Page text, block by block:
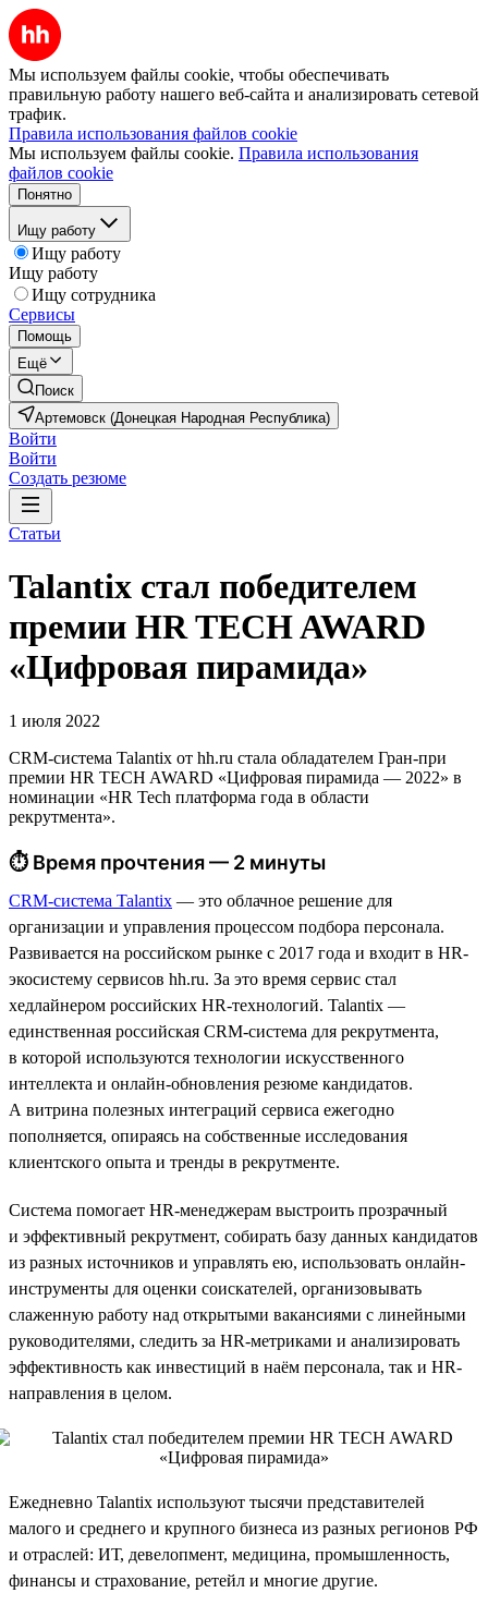
Мы используем файлы cookie, чтобы обеспечивать
правильную работу нашего веб-сайта и анализировать сетевой
трафик.
Правила использования файлов cookie
Мы используем файлы cookie. Правила использования
файлов cookie
Понятно
Ищу работу
Ищу работу
Ищу работу
Ищу сотрудника
Сервисы
Помощь
Ещё
Поиск
Артемовск (Донецкая Народная Республика)
Войти
Войти
Создать резюме
Статьи
Talantix cтал победителем
премии HR TECH AWARD
«Цифровая пирамида»
1 июля 2022
CRM-система Talantix от hh.ru стала обладателем Гран-при
премии HR TECH AWARD «Цифровая пирамида — 2022» в
номинации «HR Tech платформа года в области
рекрутмента».
⏱ Время прочтения — 2 минуты
CRM-система Talantix — это облачное решение для
организации и управления процессом подбора персонала.
Развивается на российском рынке с 2017 года и входит в HR-
экосистему сервисов hh.ru. За это время сервис стал
хедлайнером российских HR-технологий. Talantix —
единственная российская CRM-система для рекрутмента,
в которой используются технологии искусственного
интеллекта и онлайн-обновления резюме кандидатов.
А витрина полезных интеграций сервиса ежегодно
пополняется, опираясь на собственные исследования
клиентского опыта и тренды в рекрутменте.
Система помогает HR-менеджерам выстроить прозрачный
и эффективный рекрутмент, собирать базу данных кандидатов
из разных источников и управлять ею, использовать онлайн-
инструменты для оценки соискателей, организовывать
слаженную работу над открытыми вакансиями с линейными
руководителями, следить за HR-метриками и анализировать
эффективность как инвестиций в наём персонала, так и HR-
направления в целом.
Ежедневно Talantix используют тысячи представителей
малого и среднего и крупного бизнеса из разных регионов РФ
и отраслей: ИТ, девелопмент, медицина, промышленность,
финансы и страхование, ретейл и многие другие.